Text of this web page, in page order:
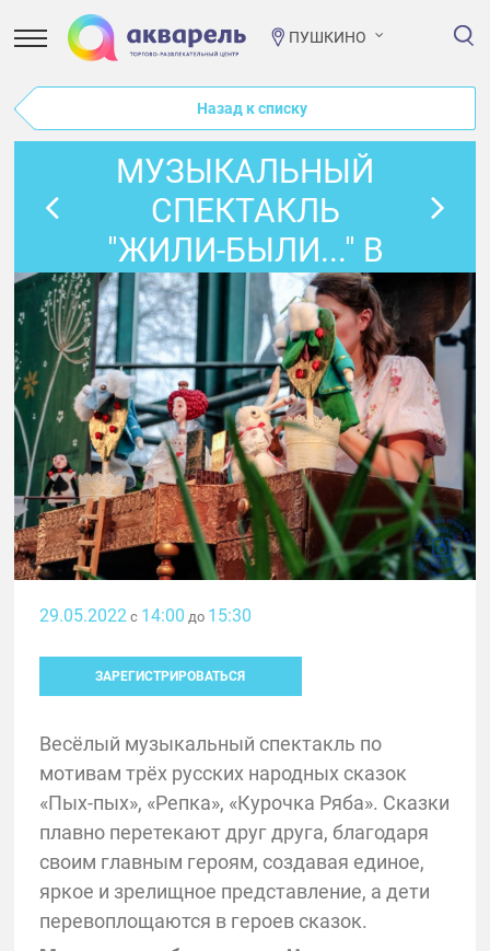
ПУШКИНО
Назад к списку
МУЗЫКАЛЬНЫЙ
СПЕКТАКЛЬ
"ЖИЛИ-БЫЛИ..." В
ПРОСТОРУМЕ!
29.05.2022 с 14:00 до 15:30
ЗАРЕГИСТРИРОВАТЬСЯ
Весёлый музыкальный спектакль по
мотивам трёх русских народных сказок
«Пых-пых», «Репка», «Курочка Ряба». Сказки
плавно перетекают друг друга, благодаря
своим главным героям, создавая единое,
яркое и зрелищное представление, а дети
перевоплощаются в героев сказок.